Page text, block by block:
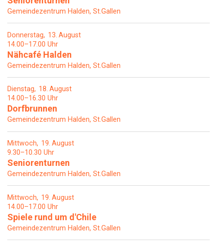
Gemeindezentrum Halden, St.Gallen
Donnerstag 13 August
14.00–17.00 Uhr
Nähcafé Halden
Gemeindezentrum Halden, St.Gallen
Dienstag 18 August
14.00–16.30 Uhr
Dorfbrunnen
Gemeindezentrum Halden, St.Gallen
Mittwoch 19 August
9.30–10.30 Uhr
Seniorenturnen
Gemeindezentrum Halden, St.Gallen
Mittwoch 19 August
14.00–17.00 Uhr
Spiele rund um d'Chile
Gemeindezentrum Halden, St.Gallen